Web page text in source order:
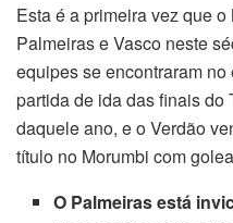
Esta é a primeira vez que
Palmeiras e Vasco neste
equipes se encontraram
partida de ida das finais
daquele ano, e o Verdão
título no Morumbi com
O Palmeiras está